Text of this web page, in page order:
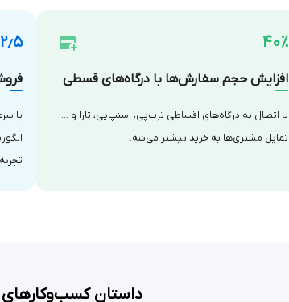
۲٫۵ برابر
با
۴۰٪
افزایش حجم سفارش‌ها با درگاه‌های قسطی
با اتصال به درگاه‌های اقساطی ترب‌پی، اسنپ‌پی، تارا و …
تمایل مشتری‌ها به خرید بیشتر می‌شه.
داستان